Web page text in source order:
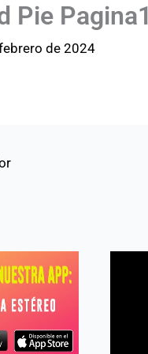
Pie
de 2024